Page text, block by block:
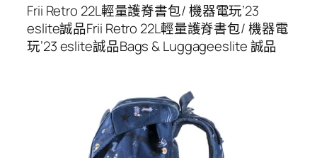
Frii Retro 22L輕量護脊書包/ 機器電玩’23
eslite誠品Frii Retro 22L輕量護脊書包/ 機器電
玩’23 eslite誠品Bags & Luggageeslite 誠品